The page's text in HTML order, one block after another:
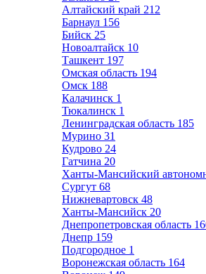
Алтайский край 212
Барнаул 156
Бийск 25
Новоалтайск 10
Ташкент 197
Омская область 194
Омск 188
Калачинск 1
Тюкалинск 1
Ленинградская область 185
Мурино 31
Кудрово 24
Гатчина 20
Ханты-Мансийский
Сургут 68
Нижневартовск 48
Ханты-Мансийск 20
Днепропетровская область
Днепр 159
Подгородное 1
Воронежская область 164